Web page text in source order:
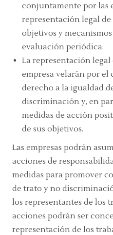
conjuntamente por las
representación legal
objetivos y
evaluación periódica.
La representación
empresa velarán por
derecho a la igualdad
discriminación y, en
medidas de acción
de sus objetivos.
Las empresas podrán
acciones de
medidas para promover
de trato y no
los representantes de los
acciones podrán ser
representación de los